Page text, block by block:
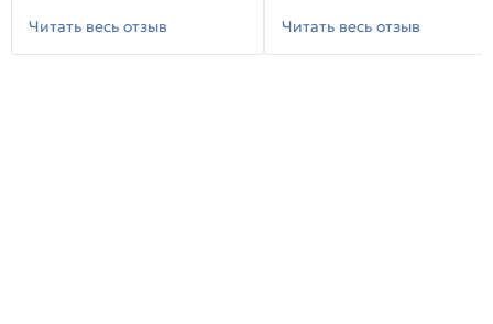
Читать весь отзыв
Читать весь отзыв